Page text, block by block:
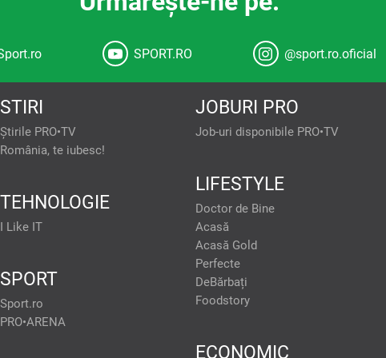
SPORT.RO @sport.ro.oficial
STIRI
Știrile PRO•TV
România, te iubesc!
TEHNOLOGIE
I Like IT
SPORT
Sport.ro
PRO•ARENA
JOBURI PRO
Job-uri disponibile PRO•TV
LIFESTYLE
Doctor de Bine
Acasă
Acasă Gold
Perfecte
DeBărbați
Foodstory
ECONOMIC
dvs., precum
accepta sau
cu politica de
precum si
website-ului sa
in functie de
de socializare si
22 din GDPR in
Atât noi, cât și partenerii noștri prelucrăm datele
Dezvoltarea și îmbunătățirea serviciilor. Măsurarea
și/sau accesarea informațiilor de pe un dispozitiv.
selectarea conținutului personalizat. Crearea profilurilor
Utilizarea profilurilor pentru selectarea publicității
pentru publicitate personalizată. Măsurarea performanței
limitate pentru a selecta publicitatea. Utilizarea datelor
conținutul. Date precise de geolocație și identificarea prin